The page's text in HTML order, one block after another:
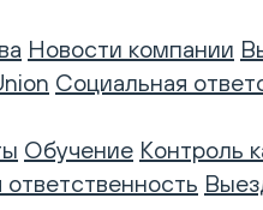
Новости компании
Социальная
Обучение Контроль